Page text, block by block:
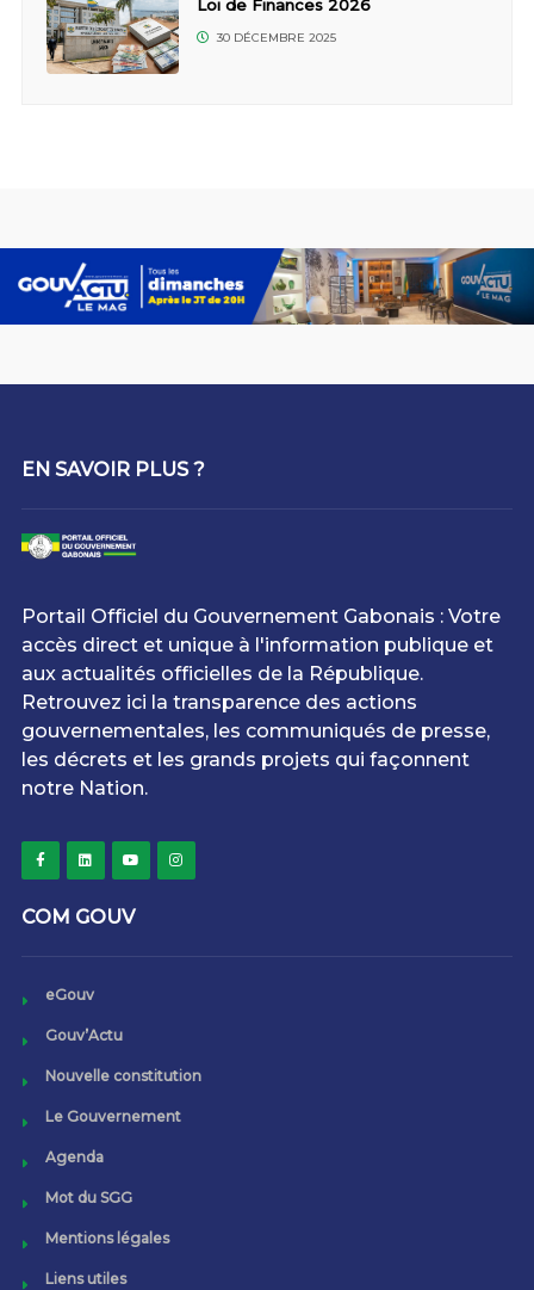
Loi de Finances 2026
30 DÉCEMBRE 2025
EN SAVOIR PLUS ?
Portail Officiel du Gouvernement Gabonais : Votre
accès direct et unique à l'information publique et
aux actualités officielles de la République.
Retrouvez ici la transparence des actions
gouvernementales, les communiqués de presse,
les décrets et les grands projets qui façonnent
notre Nation.
COM GOUV
eGouv
Gouv’Actu
Nouvelle constitution
Le Gouvernement
Agenda
Mot du SGG
Mentions légales
Liens utiles